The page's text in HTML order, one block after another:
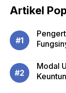
Artikel
Modal